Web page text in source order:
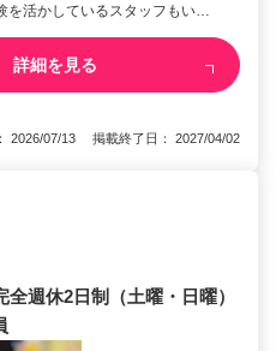
活かしているスタッフもい…
詳細を見る
2026/07/13 掲載終了日： 2027/04/02
週休2日制（土曜・日曜）